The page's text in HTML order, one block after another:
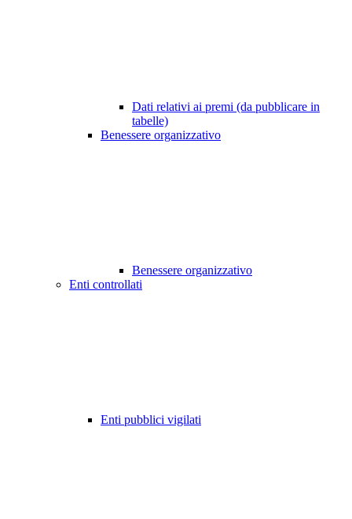
Dati relativi ai premi (da pubblicare in
tabelle)
Benessere organizzativo
Benessere organizzativo
Enti controllati
Enti pubblici vigilati